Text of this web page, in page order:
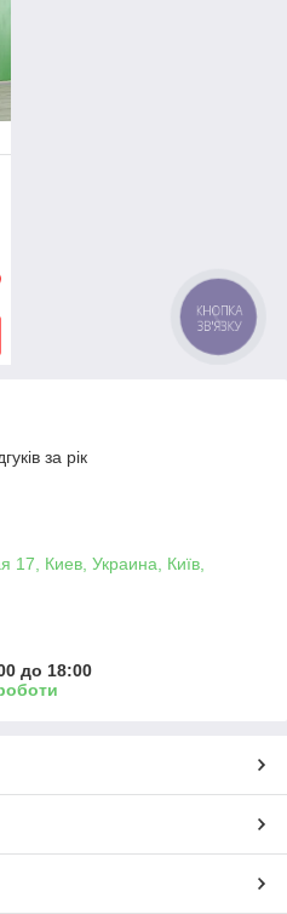
за рік
17, Киев, Украина, Київ,
до 18:00